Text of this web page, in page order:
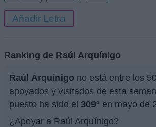
Añadir Letra
Ranking de Raúl Arquínigo
Raúl Arquínigo no está entre los
apoyados y visitados de esta
puesto ha sido el 309º en mayo de
¿Apoyar a Raúl Arquínigo?